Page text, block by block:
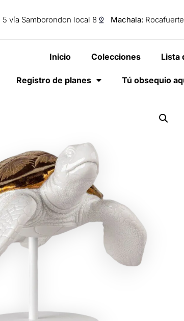
5 vía Samborondon local 8 Machala:
Inicio Colecciones Lista
Registro de planes Tú obsequio